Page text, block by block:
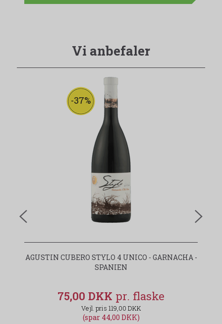
Vi anbefaler
-37%
AGUSTIN CUBERO STYLO 4 UNICO - GARNACHA -
SPANIEN
75,00 DKK
119,00 DKK
(spar 44,00 DKK)